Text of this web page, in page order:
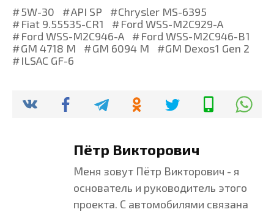
5W-30 API SP
Chrysler MS-6395
Fiat 9.55535-CR1
Ford WSS-M2C929-A
Ford WSS-M2C946-A
Ford WSS-M2C946-B1
GM 4718 M
GM 6094 M
GM Dexos1 Gen 2
ILSAC GF-6
Пётр Викторович
Меня зовут Пётр Викторович - я
основатель и руководитель этого
проекта. С автомобилями связана